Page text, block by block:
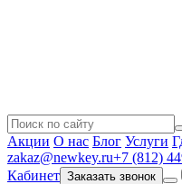
Акции О нас Блог Услуги
zakaz@newkey.ru+7 (812)
Кабинет Заказать звонок